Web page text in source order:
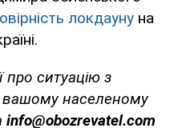
локдауну на
про ситуацію з
вашому населеному
info@obozrevatel.com